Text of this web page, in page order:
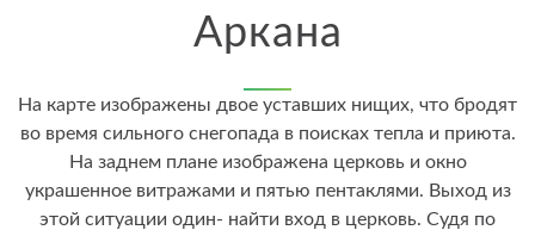
Аркана
На карте изображены двое уставших нищих, что бродят
во время сильного снегопада в поисках тепла и приюта.
На заднем плане изображена церковь и окно
украшенное витражами и пятью пентаклями. Выход из
этой ситуации один- найти вход в церковь. Судя по